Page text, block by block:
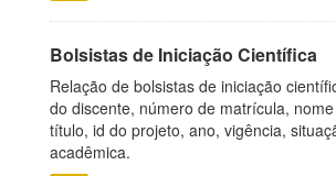
Bolsistas de Iniciação Científica
Relação de bolsistas de iniciação
do discente, número de matrícula,
título, id do projeto, ano, vigência,
acadêmica.